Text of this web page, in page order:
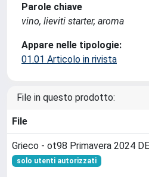
Parole chiave
vino, lieviti starter, aroma
Appare nelle tipologie:
01.01 Articolo in rivista
File in questo prodotto:
File
Grieco - ot98 Primavera 2024
solo utenti autorizzati